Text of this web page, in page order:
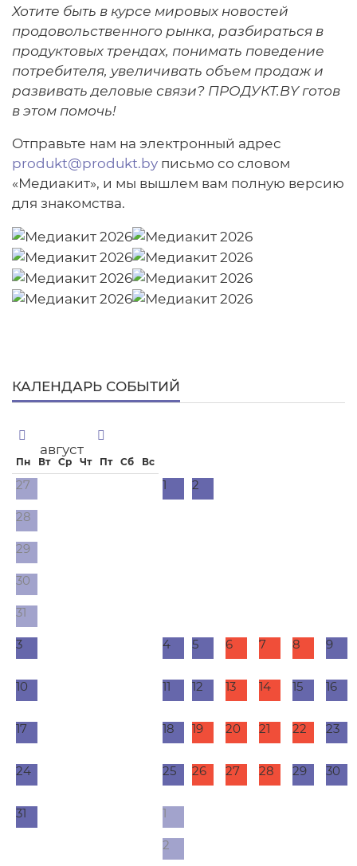
Хотите быть в курсе мировых новостей
продовольственного рынка, разбираться в
продуктовых трендах, понимать поведение
потребителя, увеличивать объем продаж и
развивать деловые связи? ПРОДУКТ.BY готов
в этом помочь!
Отправьте нам на электронный адрес
produkt@produkt.by письмо со словом
«Медиакит», и мы вышлем вам полную версию
для знакомства.
КАЛЕНДАРЬ СОБЫТИЙ
август
Пн Вт Ср Чт Пт Сб Вс
27
28
29
30
31
1 2
3 4 5 6 7 8 9
10 11 12 13 14 15 16
17 18 19 20 21 22 23
24 25 26 27 28 29 30
31 1
2